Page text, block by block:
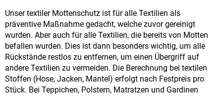
Unser textiler Mottenschutz ist für alle Textilien als
präventive Maßnahme gedacht, welche zuvor gereinigt
wurden. Aber auch für alle Textilien, die bereits von Motten
befallen wurden. Dies ist dann besonders wichtig, um alle
Rückstände restlos zu entfernen, um einen Übergriff auf
andere Textilien zu vermeiden. Die Berechnung bei textilen
Stoffen (Hose, Jacken, Mantel) erfolgt nach Festpreis pro
Stück. Bei Teppichen, Polstern, Matratzen und Gardinen